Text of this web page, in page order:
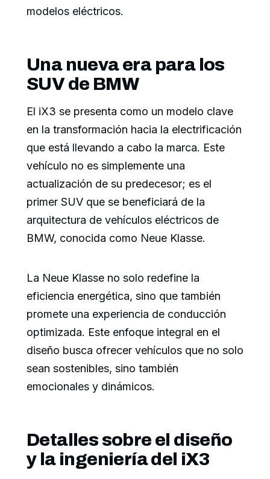
modelos eléctricos.
Una nueva era para los
SUV de BMW
El iX3 se presenta como un modelo clave
en la transformación hacia la electrificación
que está llevando a cabo la marca. Este
vehículo no es simplemente una
actualización de su predecesor; es el
primer SUV que se beneficiará de la
arquitectura de vehículos eléctricos de
BMW, conocida como Neue Klasse.
La Neue Klasse no solo redefine la
eficiencia energética, sino que también
promete una experiencia de conducción
optimizada. Este enfoque integral en el
diseño busca ofrecer vehículos que no solo
sean sostenibles, sino también
emocionales y dinámicos.
Detalles sobre el diseño
y la ingeniería del iX3